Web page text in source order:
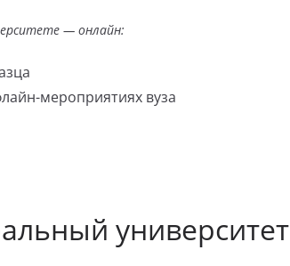
— онлайн:
мероприятиях вуза
университет